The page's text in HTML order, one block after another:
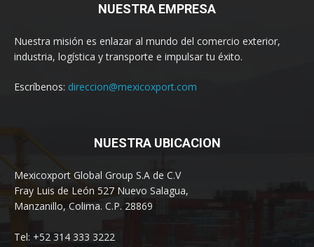
NUESTRA EMPRESA
Nuestra misión es enlazar al mundo del comercio exterior,
industria, logística y transporte e impulsar tu éxito.
Escríbenos: direccion@mexicoxport.com
NUESTRA UBICACION
Mexicoxport Global Group S.A de C.V
Fray Luis de León 527 Nuevo Salagua,
Manzanillo, Colima. C.P. 28869
Tel: +52 314 333 3222